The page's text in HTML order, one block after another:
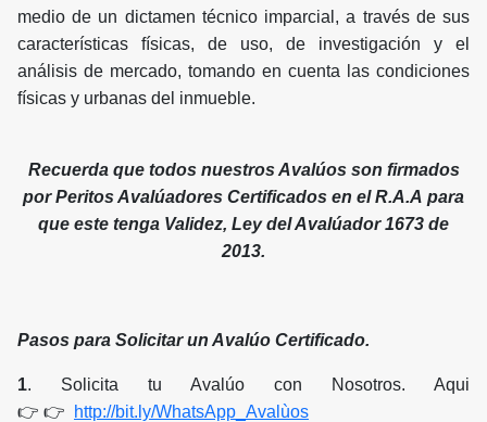
medio de un dictamen técnico imparcial, a través de sus
características físicas, de uso, de investigación y el
análisis de mercado, tomando en cuenta las condiciones
físicas y urbanas del inmueble.
Recuerda que todos nuestros Avalúos son firmados
por Peritos Avalúadores Certificados en el R.A.A para
que este tenga Validez, Ley del Avalúador 1673 de
2013.
Pasos para Solicitar un Avalúo Certificado.
1. Solicita tu Avalúo con Nosotros. Aqui
👉 👉
http://bit.ly/WhatsApp_Avalùos